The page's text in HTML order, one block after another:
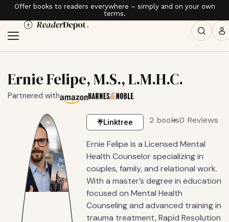
Offer books to readers everywhere – simply and on your own
terms.
Ernie Felipe, M.S., L.M.H.C.
Partnered with
Linktree 2 books0 Reviews
Ernie Felipe is a Licensed Mental
Health Counselor specializing in
couples, family, and relational work.
With a master’s degree in education
focused on Mental Health
Counseling and advanced training in
trauma treatment, Rapid Resolution